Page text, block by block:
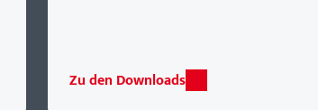
Zu den Downloads